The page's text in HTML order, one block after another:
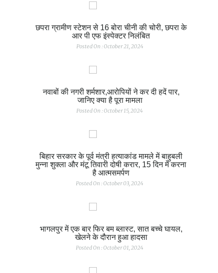
छपरा ग्रामीण स्टेशन से 16 बोरा चीनी की चोरी, छपरा के
आर पी एफ इंस्पेक्टर निलंबित
Posted On : October 21, 2024
नवाबों की नगरी शर्मशार,आरोपियों ने कर दी हदें पार,
जानिए क्या है पूरा मामला
Posted On : October 15, 2024
बिहार सरकार के पूर्व मंत्री हत्याकांड मामले में बाहुबली
मुन्ना शुक्ला और मंटू तिवारी दोषी करार, 15 दिन में करना
है आत्मसमर्पण
Posted On : October 03, 2024
भागलपुर में एक बार फिर बम ब्लास्ट, सात बच्चे घायल,
खेलने के दौरान हुआ हादसा
Posted On : October 01, 2024